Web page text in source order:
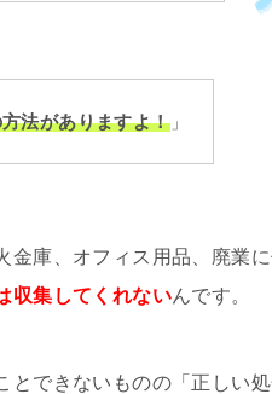
法がありますよ！」
金庫、オフィス用品、廃業
収集してくれないんです。
とできないものの「正しい